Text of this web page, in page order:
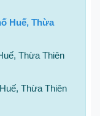
Huế, Thừa
Thừa Thiên
Thừa Thiên